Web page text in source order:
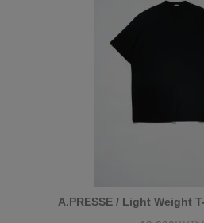
A.PRESSE / Light Weight